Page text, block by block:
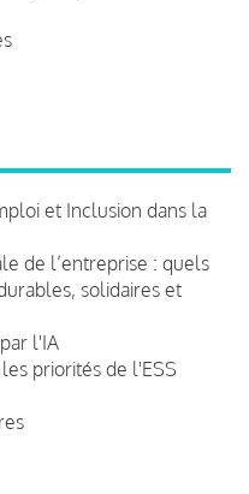
et Inclusion dans la
de l’entreprise : quels
solidaires et
l'IA
priorités de l'ESS